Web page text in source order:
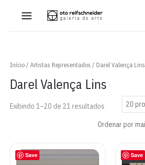
Início/ Artistas Representados / Darel Valença Lins
Darel Valença Lins
Exibindo 1–20 de 21 resultados Classificado
mais
recente
Save Save